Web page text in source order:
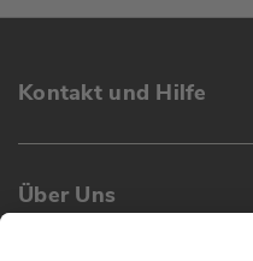
Kontakt und Hilfe
Über Uns